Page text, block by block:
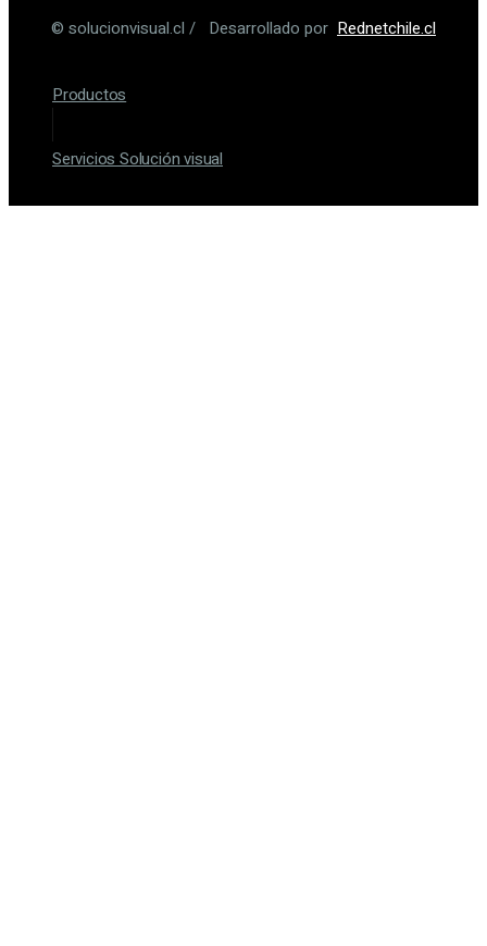
© solucionvisual.cl / Desarrollado por Rednetchile.cl
Productos
Servicios Solución visual